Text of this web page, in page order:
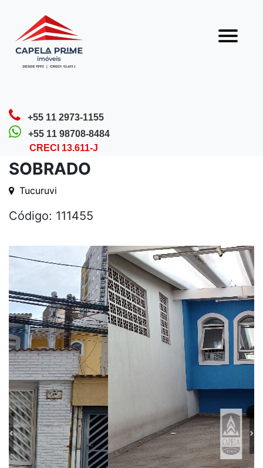
+55 11 2973-1155
+55 11 98708-8484
CRECI 13.611-J
Olá! Que bom que você veio nos visitar.
Nossa equipe está sempre pronta para te
atender.
SOBRADO
Tucuruvi
Código: 111455